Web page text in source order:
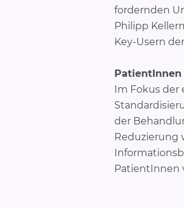
fordernden
Philipp
Key-Usern
Im Fokus der
der
Reduzierung
PatientInnen